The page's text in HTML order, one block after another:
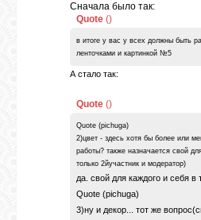
Сначала было так:
Quote ()
в итоге у вас у всех должны быть
ленточками и картинкой №5
А стало так:
Quote ()
Quote (pichuga)
2)цвет - здесь хотя бы более или
работы? также назначается свой
только 2йучастник и модератор)
да. свой для каждого и себя в
Quote (pichuga)
3)ну и декор... тот же